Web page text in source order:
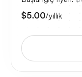
$5.00/yıllık